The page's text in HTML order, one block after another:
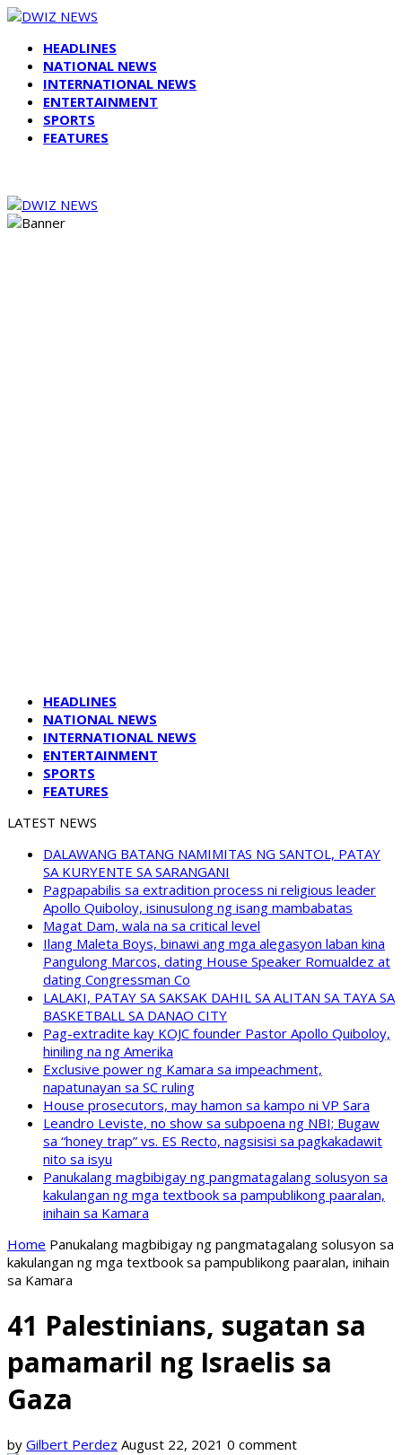
HEADLINES
NATIONAL NEWS
INTERNATIONAL NEWS
ENTERTAINMENT
SPORTS
FEATURES
HEADLINES
NATIONAL NEWS
INTERNATIONAL NEWS
ENTERTAINMENT
SPORTS
FEATURES
LATEST NEWS
DALAWANG BATANG NAMIMITAS NG SANTOL, PATAY
SA KURYENTE SA SARANGANI
Pagpapabilis sa extradition process ni religious leader
Apollo Quiboloy, isinusulong ng isang mambabatas
Magat Dam, wala na sa critical level
Ilang Maleta Boys, binawi ang mga alegasyon laban kina
Pangulong Marcos, dating House Speaker Romualdez at
dating Congressman Co
LALAKI, PATAY SA SAKSAK DAHIL SA ALITAN SA TAYA SA
BASKETBALL SA DANAO CITY
Pag-extradite kay KOJC founder Pastor Apollo Quiboloy,
hiniling na ng Amerika
Exclusive power ng Kamara sa impeachment,
napatunayan sa SC ruling
House prosecutors, may hamon sa kampo ni VP Sara
Leandro Leviste, no show sa subpoena ng NBI; Bugaw
sa “honey trap” vs. ES Recto, nagsisisi sa pagkakadawit
nito sa isyu
Panukalang magbibigay ng pangmatagalang solusyon sa
kakulangan ng mga textbook sa pampublikong paaralan,
inihain sa Kamara
Home Panukalang magbibigay ng pangmatagalang solusyon sa
kakulangan ng mga textbook sa pampublikong paaralan, inihain
sa Kamara
41 Palestinians, sugatan sa
pamamaril ng Israelis sa
Gaza
by Gilbert Perdez August 22, 2021 0 comment